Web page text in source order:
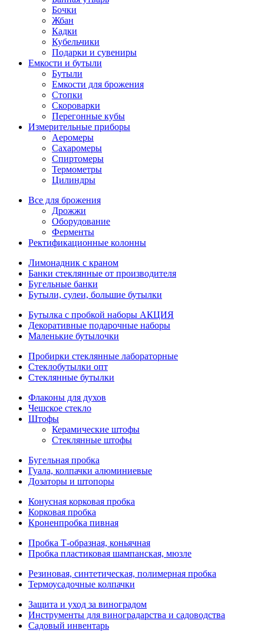
Бочки
Жбан
Кадки
Кубельчики
Подарки и сувениры
Емкости и бутыли
Бутыли
Емкости для брожения
Стопки
Скороварки
Перегонные кубы
Измерительные приборы
Аеромеры
Сахаромеры
Спиртомеры
Термометры
Цилиндры
Все для брожения
Дрожжи
Оборудование
Ферменты
Ректификационные колонны
Лимонадник с краном
Банки стеклянные от производителя
Бугельные банки
Бутыли, сулеи, большие бутылки
Бутылка с пробкой наборы АКЦИЯ
Декоративные подарочные наборы
Маленькие бутылочки
Пробирки стеклянные лабораторные
Стеклобутылки опт
Стеклянные бутылки
Флаконы для духов
Чешское стекло
Штофы
Керамические штофы
Стеклянные штофы
Бугельная пробка
Гуала, колпачки алюминиевые
Дозаторы и штопоры
Конусная корковая пробка
Корковая пробка
Кроненпробка пивная
Пробка Т-образная, коньячная
Пробка пластиковая шампанская, мюзле
Резиновая, синтетическая, полимерная пробка
Термоусадочные колпачки
Защита и уход за виноградом
Инструменты для виноградарства и садоводства
Садовый инвентарь